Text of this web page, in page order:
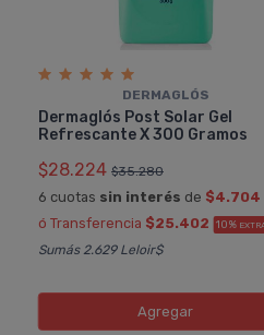
DERMAGLÓS
Dermaglós Post Solar Gel
Refrescante X 300 Gramos
$28.224 $35.280
6 cuotas sin interés de $4.704
ó Transferencia $25.402 10%
Sumás 2.629 Leloir$
Agregar